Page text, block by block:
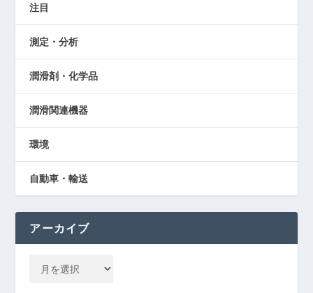
注目
測定・分析
潤滑剤・化学品
潤滑関連機器
環境
自動車・輸送
アーカイブ